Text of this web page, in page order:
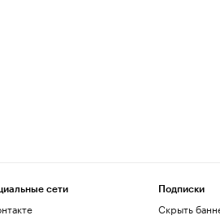
сети Подписки
Скрыть